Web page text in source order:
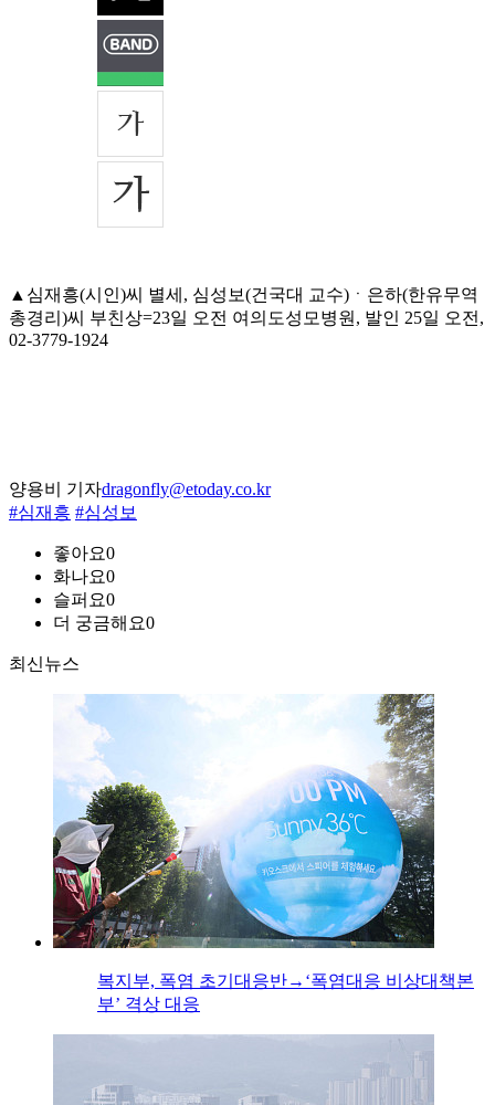
▲심재흥(시인)씨 별세, 심성보(건국대 교수)ㆍ은하(한유무역
총경리)씨 부친상=23일 오전 여의도성모병원, 발인 25일 오전,
02-3779-1924
양용비 기자dragonfly@etoday.co.kr
#심재흥 #심성보
좋아요0
화나요0
슬퍼요0
더 궁금해요0
최신뉴스
복지부, 폭염 초기대응반→‘폭염대응 비상대책본
부’ 격상 대응